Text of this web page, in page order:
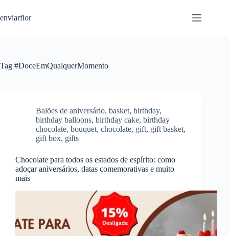
k
c
enviarflor
Tag #DoceEmQualquerMomento
Balões de aniversário, basket, birthday,
birthday balloons, birthday cake, birthday
chocolate, bouquet, chocolate, gift, gift basket,
gift box, gifts
Chocolate para todos os estados de espírito: como
adoçar aniversários, datas comemorativas e muito
mais